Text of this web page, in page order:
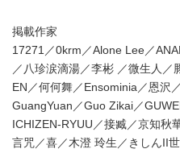
掲載作家
17271／0krm／Alone Lee／
／八珍涙滴湯／李彬 ／微生人／
EN／何何舞／Ensominia／恩沢
GuangYuan／Guo Zikai／
ICHIZEN-RYUU／接臧／京知秋
言咒／喜／木澄 玲生／きしんII